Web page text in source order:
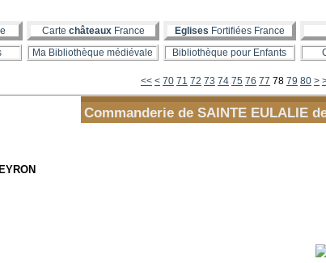
Carte châteauxFrance Eglises Fortifiées France
Ma Bibliothèque médiévale Bibliothèque pour Enfants
<< < 10
20
30
40
50
60
70 71 72 73 74 75 76 77 78 79 80 90
>
Commanderie de SAINTE EULALIE